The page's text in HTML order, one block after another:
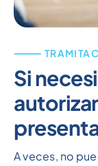
⸻
Si
A veces, no